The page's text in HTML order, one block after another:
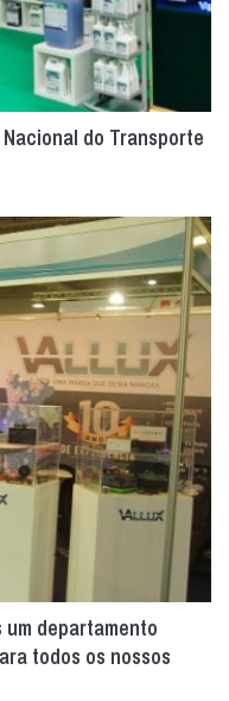
do Transporte
um departamento
todos os nossos